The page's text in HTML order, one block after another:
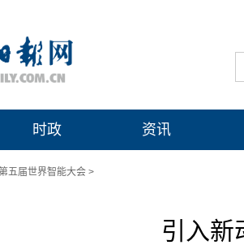
时政 资讯
五届世界智能大会 >
引入新